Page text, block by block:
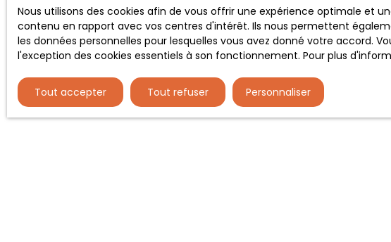
Pour en savoir plus sur le traitement de
Nous utilisons des cookies afin de vous offrir une expérience optimale et
contenu en rapport avec vos centres d'intérêt. Ils nous permettent
les données personnelles pour lesquelles vous avez donné votre accord.
l'exception des cookies essentiels à son fonctionnement. Pour plus
Tout accepter Tout refuser Personnaliser